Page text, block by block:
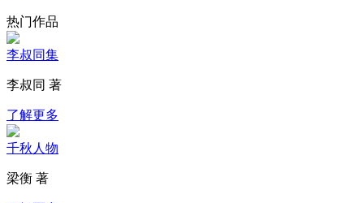
热门作品
李叔同集
李叔同 著
了解更多
千秋人物
梁衡 著